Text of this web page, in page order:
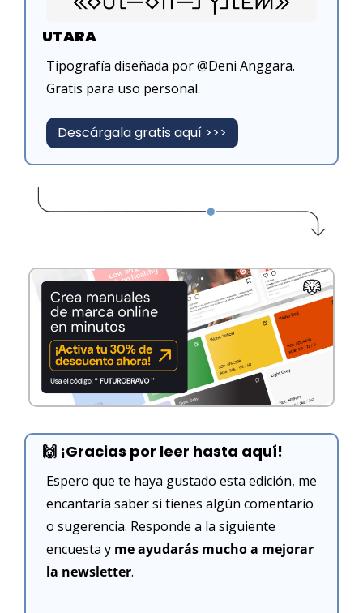
UTARA
Tipografía diseñada por @Deni Anggara.
Gratis para uso personal.
Descárgala gratis aquí >>>
🙌 ¡Gracias por leer hasta aquí!
Espero que te haya gustado esta edición, me
encantaría saber si tienes algún comentario
o sugerencia. Responde a la siguiente
encuesta y me ayudarás mucho a mejorar
la newsletter.